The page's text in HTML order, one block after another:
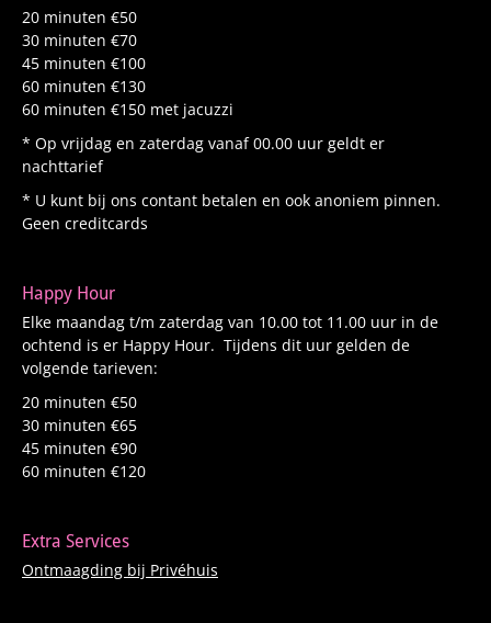
20 minuten €50
30 minuten €70
45 minuten €100
60 minuten €130
60 minuten €150 met jacuzzi
* Op vrijdag en zaterdag vanaf 00.00 uur geldt er
nachttarief
* U kunt bij ons contant betalen en ook anoniem pinnen.
Geen creditcards
Happy Hour
Elke maandag t/m zaterdag van 10.00 tot 11.00 uur in de
ochtend is er Happy Hour. Tijdens dit uur gelden de
volgende tarieven:
20 minuten €50
30 minuten €65
45 minuten €90
60 minuten €120
Extra Services
Ontmaagding bij Privéhuis